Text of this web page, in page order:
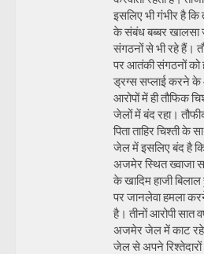
इसलिए भी गंभीर है कि
के संबंध बब्बर
संगठनों से भी रहे हैं।
पर आतंकी संगठनों को
ड्रग्स सप्लाई करने
आरोपों में ही तौफिक
जेलों में बंद रहा।
पिता ताहिर चिश्ती के
जेल में इसलिए बंद है
अजमेर स्थित ख्वाजा
के खादिम हाजी
पर जानलेवा हमला
है। तीनों आरोपी सात
अजमेर जेल में काट
जेल से अपने रिश्तेदारों